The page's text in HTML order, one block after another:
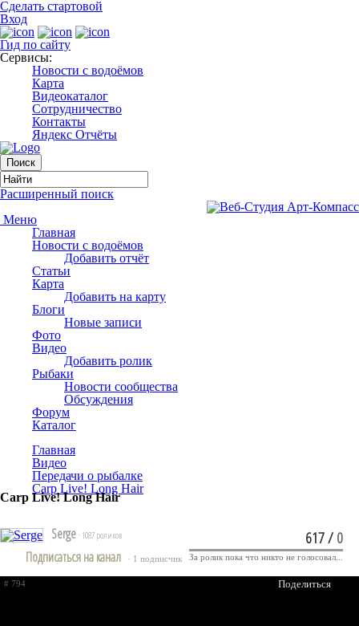
Сделать стартовой
Вход
Гид по сайту
Сервисы:
Новости с водоёмов
Карта
Видеокаталог
Сотрудничество
Контакты
Яндекс Отчёты
Расширенный поиск
Меню
Главная
Новости с водоёмов
Добавить отчёт
Статьи
Карта
Добавить на карту
Блоги
Новые записи
Фото
Видео
Добавить ролик
Рыбаки
Новости сообщества
Обсуждения
Форум
Каталог
Главная
Видео
Передачи о рыбалке
Carp Live! Long Hair
Carp Live! Long Hair
Serge · 1087 роликов
Подписаться на канал · 1 подписчик
# 794 Поделиться
617/0
За ролик пока что никто не голосовал...